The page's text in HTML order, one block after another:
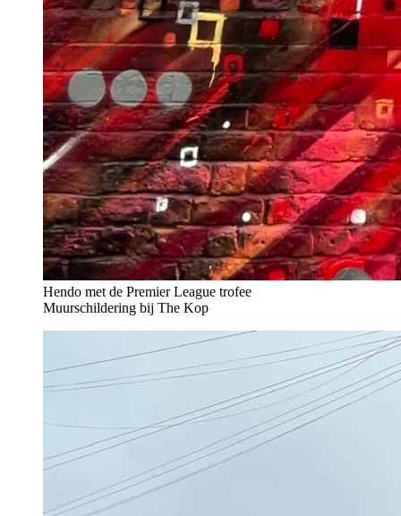
Hendo met de Premier League trofee
Muurschildering bij The Kop